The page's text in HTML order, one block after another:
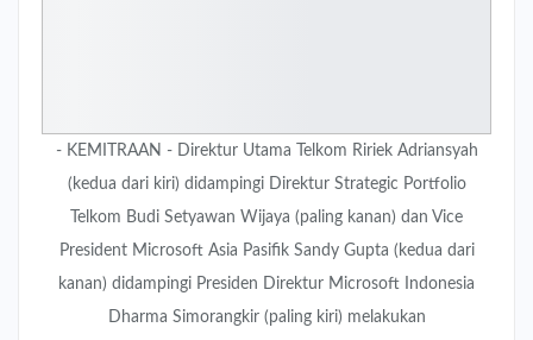
- KEMITRAAN - Direktur Utama Telkom Ririek Adriansyah
(kedua dari kiri) didampingi Direktur Strategic Portfolio
Telkom Budi Setyawan Wijaya (paling kanan) dan Vice
President Microsoft Asia Pasifik Sandy Gupta (kedua dari
kanan) didampingi Presiden Direktur Microsoft Indonesia
Dharma Simorangkir (paling kiri) melakukan